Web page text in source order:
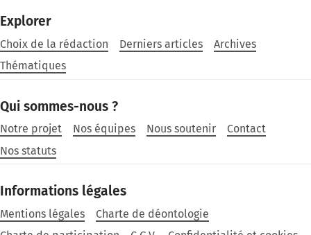
Explorer
Choix de la rédaction Derniers articles
Archives
Thématiques
Qui sommes-nous ?
Notre projet Nos équipes Nous soutenir
Contact
Nos statuts
Informations légales
Mentions légales
Charte de déontologie